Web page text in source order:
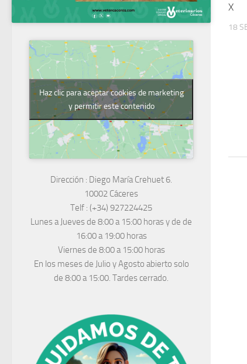
X
18
Haz clic para aceptar cookies de marketing
y permitir este contenido
Dirección : Diego María Crehuet 6.
10002 Cáceres
Telf : (+34) 927224425
Lunes a Jueves de 8:00 a 15:00 horas y de de
16:00 a 19:00 horas
Viernes de 8:00 a 15:00 horas
En los meses de Julio y Agosto abierto solo
de 8:00 a 15:00. Tardes cerrado.